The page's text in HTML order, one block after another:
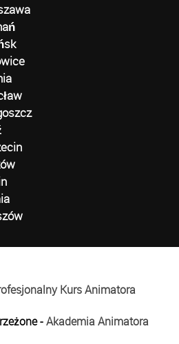
Kurs Animatora
-Akademia Animatora